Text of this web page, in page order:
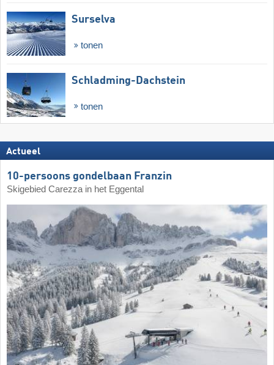
Surselva
tonen
Schladming-Dachstein
tonen
Actueel
10-persoons gondelbaan Franzin
Skigebied Carezza in het Eggental